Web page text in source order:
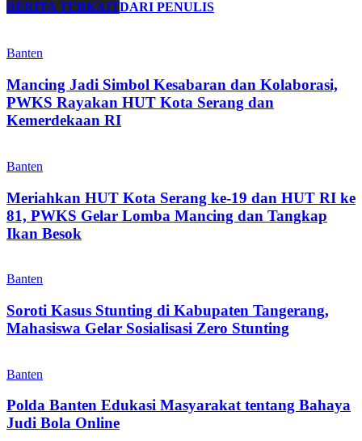
BERITA TERKAITDARI PENULIS
Banten
Mancing Jadi Simbol Kesabaran dan Kolaborasi,
PWKS Rayakan HUT Kota Serang dan
Kemerdekaan RI
Banten
Meriahkan HUT Kota Serang ke-19 dan HUT RI ke
81, PWKS Gelar Lomba Mancing dan Tangkap
Ikan Besok
Banten
Soroti Kasus Stunting di Kabupaten Tangerang,
Mahasiswa Gelar Sosialisasi Zero Stunting
Banten
Polda Banten Edukasi Masyarakat tentang Bahaya
Judi Bola Online